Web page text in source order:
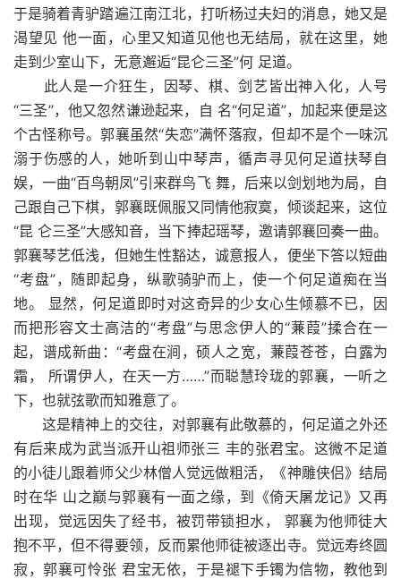
于是骑着青驴踏遍江南江北，打听杨过夫妇的消息，她又是
渴望见 他一面，心里又知道见他也无结局，就在这里，她
走到少室山下，无意邂逅“昆仑三圣”何 足道。
此人是一介狂生，因琴、棋、剑艺皆出神入化，人号
“三圣”，他又忽然谦逊起来，自 名“何足道”，加起来便是这
个古怪称号。郭襄虽然“失恋”满怀落寂，但却不是个一味沉
溺于伤感的人，她听到山中琴声，循声寻见何足道扶琴自
娱，一曲“百鸟朝凤”引来群鸟飞 舞，后来以剑划地为局，自
己跟自己下棋，郭襄既佩服又同情他寂寞，倾谈起来，这位
“昆 仑三圣”大感知音，当下捧起瑶琴，邀请郭襄回奏一曲。
郭襄琴艺低浅，但她生性豁达，诚意报人，便坐下答以短曲
“考盘”，随即起身，纵歌骑驴而上，使一个何足道痴在当
地。 显然，何足道即时对这奇异的少女心生倾慕不已，因
而把形容文士高洁的“考盘”与思念伊人的“蒹葭”揉合在一
起，谱成新曲：“考盘在涧，硕人之宽，蒹葭苍苍，白露为
霜， 所谓伊人，在天一方……”而聪慧玲珑的郭襄，一听之
下，也就弦歌而知雅意了。
这是精神上的交往，对郭襄有此敬慕的，何足道之外还
有后来成为武当派开山祖师张三 丰的张君宝。这微不足道
的小徒儿跟着师父少林僧人觉远做粗活，《神雕侠侣》结局
时在华 山之巅与郭襄有一面之缘，到《倚天屠龙记》又再
出现，觉远因失了经书，被罚带锁担水， 郭襄为他师徒大
抱不平，但不得要领，反而累他师徒被逐出寺。觉远寿终圆
寂，郭襄可怜张 君宝无依，于是褪下手镯为信物，教他到